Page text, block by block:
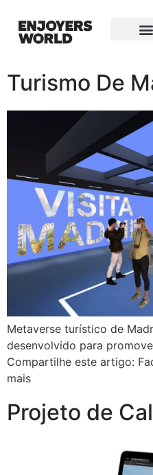
Turismo De
Metaverse turístico de
desenvolvido para
Compartilhe este artigo:
mais
Projeto de